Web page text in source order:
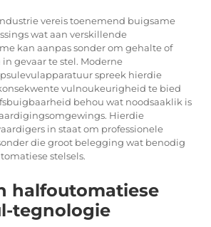
vereis toenemend buigsame
wat aan verskillende
kan aanpas sonder om gehalte of
gevaar te stel. Moderne
spreek hierdie
vulnoukeurigheid te bied
behou wat noodsaaklik is
Hierdie
in staat om professionele
die groot belegging wat benodig
stelsels.
halfoutomatiese
tegnologie